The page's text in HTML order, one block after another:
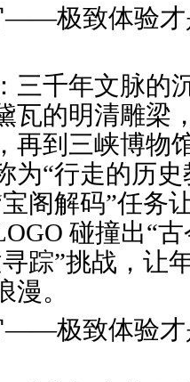
三千年文脉的
瓦的明清雕梁
再到三峡博物
为“行走的历
阁解码”任务
碰撞出“
踪”挑战，让
。